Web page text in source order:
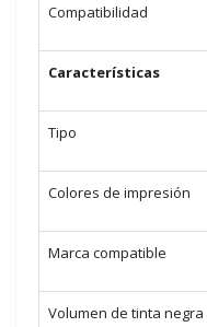
Compatibilidad
Características
Tipo
Colores de impresión
Marca compatible
Volumen de tinta negra